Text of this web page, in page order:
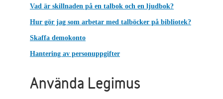
Vad är skillnaden på en talbok och en ljudbok?
Hur gör jag som arbetar med talböcker på bibliotek?
Skaffa demokonto
Hantering av personuppgifter
Använda Legimus